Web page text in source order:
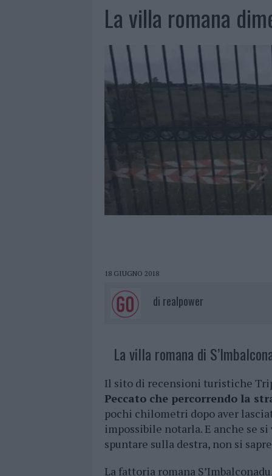
La villa romana
18 GIUGNO 2018
di realpower
La villa romana di
Il sito di recensioni turistiche
Peccato che percorrendo la
pochi chilometri dopo aver
impossibile notarla. E anche se
spuntare sulla destra, non si
La fattoria romana